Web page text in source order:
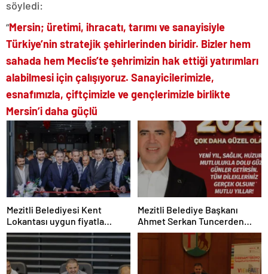
söyledi:
“Mersin; üretimi, ihracatı, tarımı ve sanayisiyle
Türkiye’nin stratejik şehirlerinden biridir. Bizler hem
sahada hem Meclis’te şehrimizin hak ettiği yatırımları
alabilmesi için çalışıyoruz. Sanayicilerimizle,
esnafımızla, çiftçimizle ve gençlerimizle birlikte
Mersin’i daha güçlü
Mezitli Belediyesi Kent
Lokantası uygun fiyatla
hizmete açıldı
Mezitli Belediye Başkanı
Ahmet Serkan Tuncerden
Yeni Yıl Mesajı